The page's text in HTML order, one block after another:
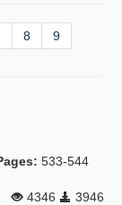
8
9
533-544
4346
3946